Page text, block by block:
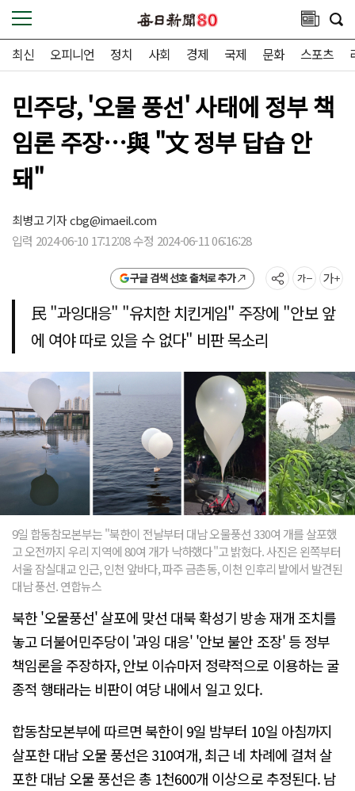
최신 오피니언 정치 사회 경제 국제 문화 스포츠
민주당, '오물 풍선' 사태에 정부 책
임론 주장…與 "文 정부 답습 안
돼"
최병고 기자cbg@imaeil.com
입력 2024-06-10 17:12:08 수정 2024-06-11 06:16:28
구글 검색 선호 출처로 추가
民 "과잉대응" "유치한 치킨게임" 주장에 "안보 앞
에 여야 따로 있을 수 없다" 비판 목소리
9일 합동참모본부는 "북한이 전날부터 대남 오물풍선 330여 개를 살포했
고 오전까지 우리 지역에 80여 개가 낙하했다"고 밝혔다. 사진은 왼쪽부터
서울 잠실대교 인근, 인천 앞바다, 파주 금촌동, 이천 인후리 밭에서 발견된
대남 풍선. 연합뉴스
북한 '오물풍선' 살포에 맞선 대북 확성기 방송 재개 조치를
놓고 더불어민주당이 '과잉 대응' '안보 불안 조장' 등 정부
책임론을 주장하자, 안보 이슈마저 정략적으로 이용하는 굴
종적 행태라는 비판이 여당 내에서 일고 있다.
합동참모본부에 따르면 북한이 9일 밤부터 10일 아침까지
살포한 대남 오물 풍선은 310여개, 최근 네 차례에 걸쳐 살
포한 대남 오물 풍선은 총 1천600개 이상으로 추정된다. 남